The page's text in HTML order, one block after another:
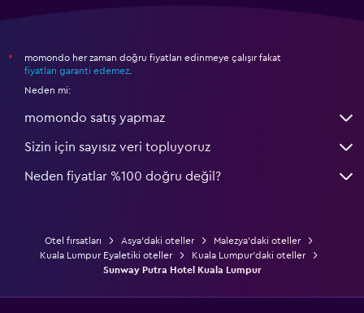
*
momondo her zaman doğru fiyatları edinmeye çalışır fakat
fiyatları garanti edemez
Neden mi:
momondo satış yapmaz
Sizin için sayısız veri topluyoruz
Neden fiyatlar %100 doğru değil?
Otel fırsatları Asya'daki oteller
Malezya'daki oteller
Kuala Lumpur Eyaletiki oteller
Kuala Lumpur'daki oteller
Sunway Putra Hotel Kuala Lumpur